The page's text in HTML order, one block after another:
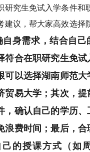
究生免试入学条件和
建议，帮大家高效选择
自身需求，结合自己
符合在职研究生免试
可以选择湖南师范大
贸易大学；其次，提
，确认自己的学历
浪费时间；最后，合
的授课方式（如